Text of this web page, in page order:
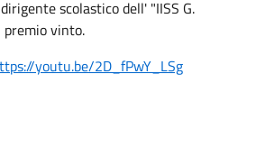
scolastico dell' "IISS G.
premio vinto.
youtu.be/2D_fPwY_LSg